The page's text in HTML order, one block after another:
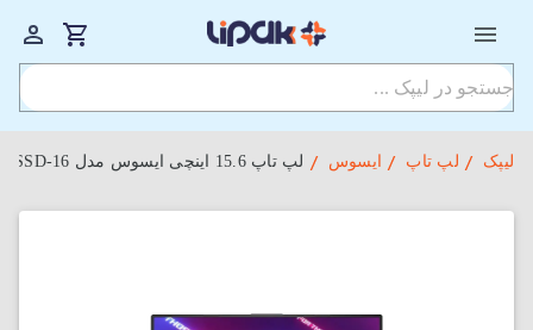
لیپک لپ تاپ ایسوس لپ‌ تاپ 15.6 اینچی ایسوس مدل Asus ROG Strix Scar 15 G533ZX-LN063W i9-32-2TSSD-16